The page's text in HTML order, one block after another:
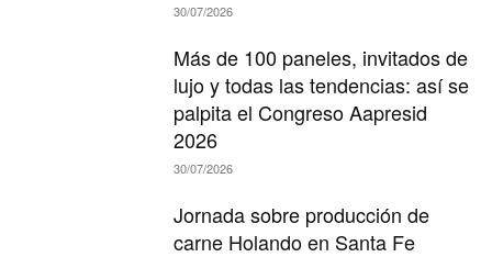
30/07/2026
Más de 100 paneles, invitados de
lujo y todas las tendencias: así se
palpita el Congreso Aapresid
2026
30/07/2026
Jornada sobre producción de
carne Holando en Santa Fe